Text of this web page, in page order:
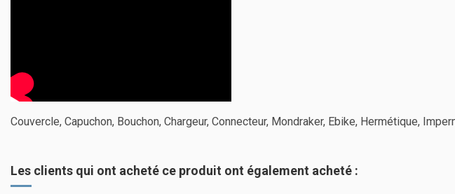
Couvercle, Capuchon, Bouchon, Chargeur, Connecteur, Mondraker, Ebike, Hermétique,
Les clients qui ont acheté ce produit ont également acheté :